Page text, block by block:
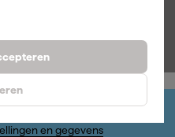
en gegevens